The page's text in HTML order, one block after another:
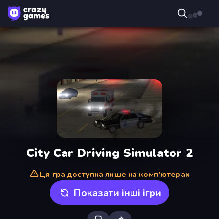
City Car Driving Simulator 2
Ця гра доступна лише на комп'ютерах
Показати інші ігри